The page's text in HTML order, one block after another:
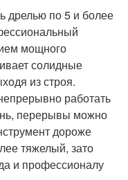
дрелью по 5 и более
мощного
солидные
из строя.
работать
перерывы можно
дороже
тяжелый, зато
и профессионалу